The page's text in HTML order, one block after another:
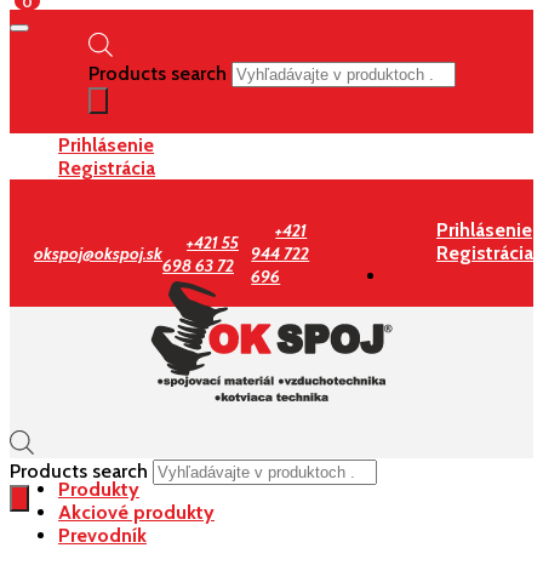
Products search
Prihlásenie
Registrácia
okspoj@okspoj.sk
+421 55
698 63 72
+421
944 722
696
Prihlásenie
Registrácia
Products search
Produkty
Akciové produkty
Prevodník